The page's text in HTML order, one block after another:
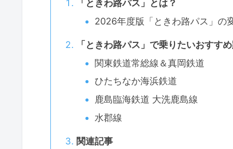
「ときわ路パス」とは？
2026年度版「ときわ路パス」の
「ときわ路パス」で乗りたいおすす
関東鉄道常総線＆真岡鉄道
ひたちなか海浜鉄道
鹿島臨海鉄道 大洗鹿島線
水郡線
関連記事